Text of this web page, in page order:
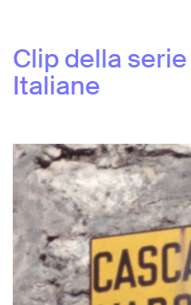
Clip della serie
Italiane